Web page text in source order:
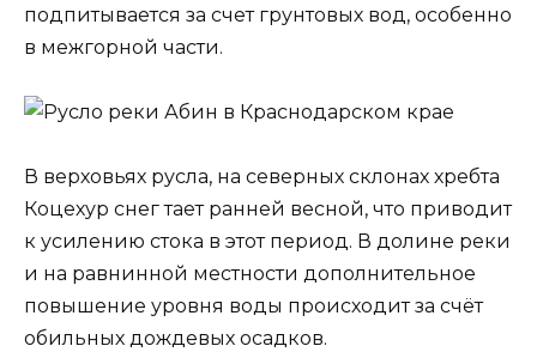
подпитывается за счет грунтовых вод, особенно
в межгорной части.
В верховьях русла, на северных склонах хребта
Коцехур снег тает ранней весной, что приводит
к усилению стока в этот период. В долине реки
и на равнинной местности дополнительное
повышение уровня воды происходит за счёт
обильных дождевых осадков.